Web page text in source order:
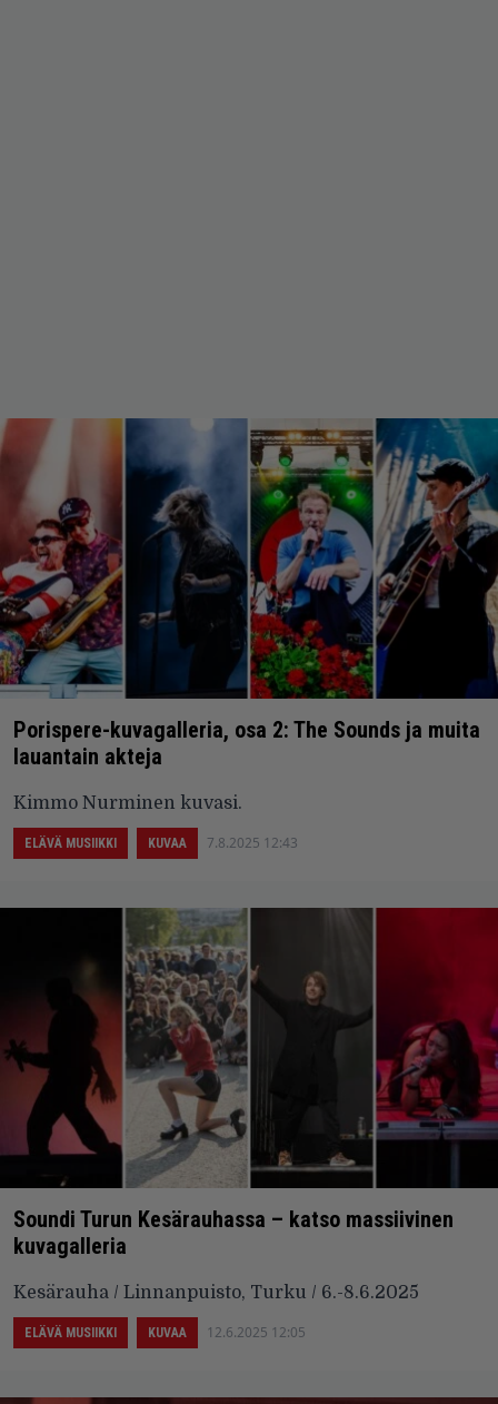
Porispere-kuvagalleria, osa 2: The Sounds ja muita
lauantain akteja
Kimmo Nurminen kuvasi.
ELÄVÄ MUSIIKKI KUVAA 7.8.2025 12:43
Soundi Turun Kesärauhassa – katso massiivinen
kuvagalleria
Kesärauha / Linnanpuisto, Turku / 6.-8.6.2025
ELÄVÄ MUSIIKKI KUVAA 12.6.2025 12:05